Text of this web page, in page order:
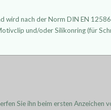
wird nach der Norm DIN EN
und/oder Silikonring (für
Sie ihn beim ersten Anzeichen